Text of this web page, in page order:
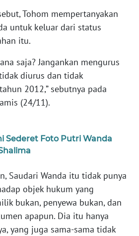
Tohom mempertanyakan
untuk keluar dari status
itu.
saja? Jangankan mengurus
diurus dan tidak
2012,” sebutnya pada
(24/11).
Sederet Foto Putri Wanda
Saudari Wanda itu tidak punya
objek hukum yang
bukan, penyewa bukan, dan
apapun. Dia itu hanya
yang juga sama-sama tidak